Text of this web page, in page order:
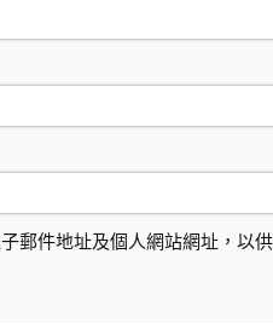
郵件地址及個人網站網址，以